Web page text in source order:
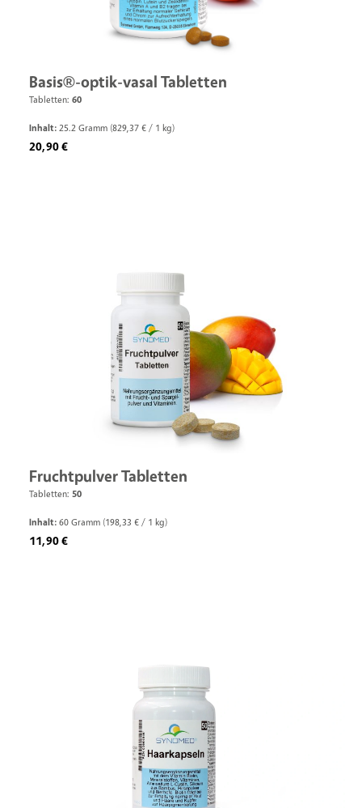
Basis®-optik-vasal Tabletten
Tabletten: 60
Inhalt: 25.2 Gramm (829,37 € / 1 kg)
Regulärer Preis:
20,90 €
Fruchtpulver Tabletten
Tabletten: 50
Inhalt: 60 Gramm (198,33 € / 1 kg)
Regulärer Preis:
11,90 €